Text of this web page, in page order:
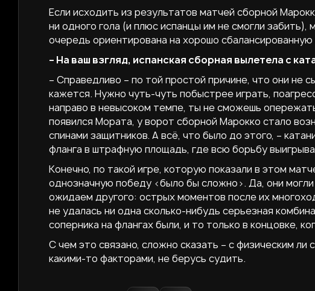
Если исходить из результатов матчей сборной
ни одного гола (и плюс испанцы им не смогли
очередь ориентирована на хорошо сбалансированную
– На ваш взгляд, испанская сборная вылетела с
– Справедливо – по той простой причине, что они не
кажется. Нужно чуть-чуть побыстрее играть,
направо в невысоком темпе, ты не сможешь
появился Мората, у ворот сборной Марокко стало
спинами защитников. А всё, что было до этого, –
фланга в штрафную площадь, где всю борьбу
Конечно, по такой игре, которую показали в этом
однозначную победу <было бы сложно>. Да, они
ожидаем другого: острых моментов после их
не удалась ни одна сколько-нибудь серьезная
соперника на флангах были, и то только в концовке,
С чем это связано, сложно сказать – с физическим
какими-то факторами, не берусь судить.